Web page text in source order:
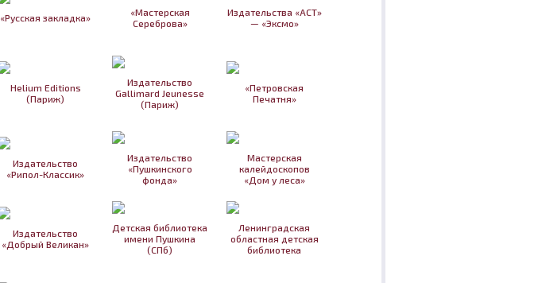
«Русская закладка»
«Мастерская
Сереброва»
Издательства «АСТ»
— «Эксмо»
Helium Editions
(Париж)
Издательство
Gallimard Jeunesse
(Париж)
«Петровская
Печатня»
Издательство
«Рипол-Классик»
Издательство
«Пушкинского
фонда»
Мастерская
калейдоскопов
«Дом у леса»
Издательство
«Добрый Великан»
Детская библиотека
имени Пушкина
(СПб)
Ленинградская
областная детская
библиотека